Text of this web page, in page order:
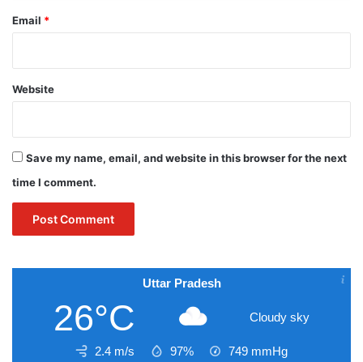
Email *
Website
Save my name, email, and website in this browser for the next
time I comment.
Uttar Pradesh
26°C Cloudy sky
2.4 m/s 97% 749 mmHg